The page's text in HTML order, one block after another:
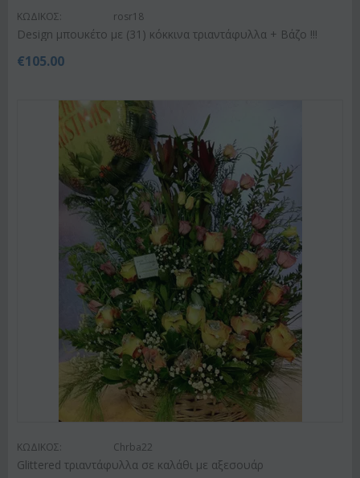
ΚΩΔΙΚΟΣ: rosr18
Design μπουκέτο με (31) κόκκινα τριαντάφυλλα + Βάζο !!!
€105.00
ΚΩΔΙΚΟΣ: Chrba22
Glittered τριαντάφυλλα σε καλάθι με αξεσουάρ